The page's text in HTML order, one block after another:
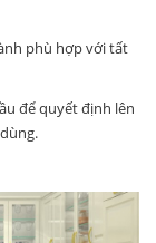
phù hợp với tất
để quyết định lên